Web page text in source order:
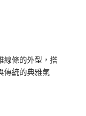
線條的外型，搭
傳統的典雅氣